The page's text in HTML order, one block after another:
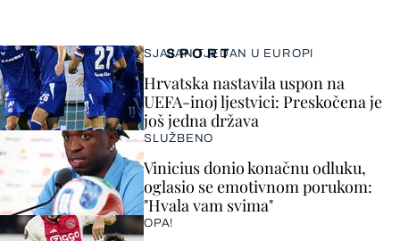
SPORT
SJAJAN TJEDAN U EUROPI
Hrvatska nastavila uspon na
UEFA-inoj ljestvici: Preskočena je
još jedna država
SLUŽBENO
Vinicius donio konačnu odluku,
oglasio se emotivnom porukom:
"Hvala vam svima"
OPA!